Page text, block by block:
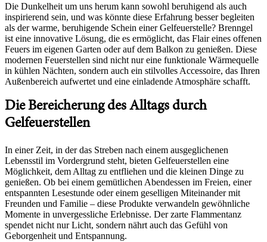
Die Dunkelheit um uns herum kann sowohl beruhigend als auch
inspirierend sein, und was könnte diese Erfahrung besser begleiten
als der warme, beruhigende Schein einer Gelfeuerstelle? Brenngel
ist eine innovative Lösung, die es ermöglicht, das Flair eines offenen
Feuers im eigenen Garten oder auf dem Balkon zu genießen. Diese
modernen Feuerstellen sind nicht nur eine funktionale Wärmequelle
in kühlen Nächten, sondern auch ein stilvolles Accessoire, das Ihren
Außenbereich aufwertet und eine einladende Atmosphäre schafft.
Die Bereicherung des Alltags durch
Gelfeuerstellen
In einer Zeit, in der das Streben nach einem ausgeglichenen
Lebensstil im Vordergrund steht, bieten Gelfeuerstellen eine
Möglichkeit, dem Alltag zu entfliehen und die kleinen Dinge zu
genießen. Ob bei einem gemütlichen Abendessen im Freien, einer
entspannten Lesestunde oder einem geselligen Miteinander mit
Freunden und Familie – diese Produkte verwandeln gewöhnliche
Momente in unvergessliche Erlebnisse. Der zarte Flammentanz
spendet nicht nur Licht, sondern nährt auch das Gefühl von
Geborgenheit und Entspannung.